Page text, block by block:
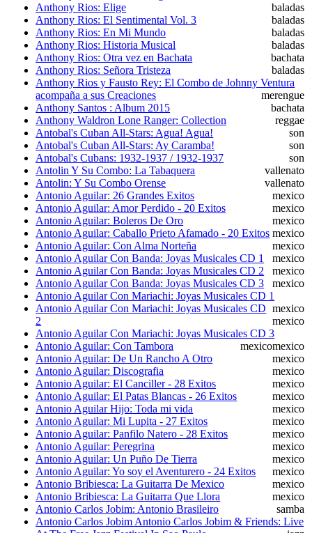
Anthony Rios: Elige
baladas
Anthony Rios: El Sentimental Vol. 3
baladas
Anthony Rios: En Mi Mundo
baladas
Anthony Rios: Historia Musical
baladas
Anthony Rios: Otra vez en Bachata
bachata
Anthony Rios: Señora Tristeza
baladas
Anthony Rios y Fausto Rey: El Combo de Johnny Ventura
acompaña a sus Creaciones
merengue
Anthony Santos : Album 2015
bachata
Anthony Waldron Lone Ranger: Collection
reggae
Antobal's Cuban All-Stars: Agua! Agua!
son
Antobal's Cuban All-Stars: Ay Caramba!
son
Antobal's Cubans: 1932-1937 / 1932-1937
son
Antolin Y Su Combo: La Tabaquera
vallenato
Antolin: Y Su Combo Orense
vallenato
Antonio Aguilar: 26 Grandes Exitos
mexico
Antonio Aguilar: Amor Perdido - 20 Exitos
mexico
Antonio Aguilar: Boleros De Oro
mexico
Antonio Aguilar: Caballo Prieto Afamado - 20 Exitos mexico
Antonio Aguilar: Con Alma Norteña
mexico
Antonio Aguilar Con Banda: Joyas Musicales CD 1
mexico
Antonio Aguilar Con Banda: Joyas Musicales CD 2
mexico
Antonio Aguilar Con Banda: Joyas Musicales CD 3
mexico
Antonio Aguilar Con Mariachi: Joyas Musicales CD 1
mexico
Antonio Aguilar Con Mariachi: Joyas Musicales CD
2
mexico
Antonio Aguilar Con Mariachi: Joyas Musicales CD 3
mexico
Antonio Aguilar: Con Tambora
mexico
Antonio Aguilar: De Un Rancho A Otro
mexico
Antonio Aguilar: Discografia
mexico
Antonio Aguilar: El Canciller - 28 Exitos
mexico
Antonio Aguilar: El Patas Blancas - 26 Exitos
mexico
Antonio Aguilar Hijo: Toda mi vida
mexico
Antonio Aguilar: Mi Lupita - 27 Exitos
mexico
Antonio Aguilar: Panfilo Natero - 28 Exitos
mexico
Antonio Aguilar: Peregrina
mexico
Antonio Aguilar: Un Puño De Tierra
mexico
Antonio Aguilar: Yo soy el Aventurero - 24 Exitos
mexico
Antonio Bribiesca: La Guitarra De Mexico
mexico
Antonio Bribiesca: La Guitarra Que Llora
mexico
Antonio Carlos Jobim: Antonio Brasileiro
samba
Antonio Carlos Jobim Antonio Carlos Jobim & Friends: Live